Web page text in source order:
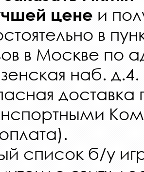
цене и
в
в Москве по
наб. д.4.
список б/у